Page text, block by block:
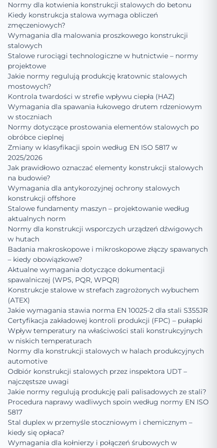
Normy dla kotwienia konstrukcji stalowych do betonu
Kiedy konstrukcja stalowa wymaga obliczeń
zmęczeniowych?
Wymagania dla malowania proszkowego konstrukcji
stalowych
Stalowe rurociągi technologiczne w hutnictwie – normy
projektowe
Jakie normy regulują produkcję kratownic stalowych
mostowych?
Kontrola twardości w strefie wpływu ciepła (HAZ)
Wymagania dla spawania łukowego drutem rdzeniowym
w stoczniach
Normy dotyczące prostowania elementów stalowych po
obróbce cieplnej
Zmiany w klasyfikacji spoin według EN ISO 5817 w
2025/2026
Jak prawidłowo oznaczać elementy konstrukcji stalowych
na budowie?
Wymagania dla antykorozyjnej ochrony stalowych
konstrukcji offshore
Stalowe fundamenty maszyn – projektowanie według
aktualnych norm
Normy dla konstrukcji wsporczych urządzeń dźwigowych
w hutach
Badania makroskopowe i mikroskopowe złączy spawanych
– kiedy obowiązkowe?
Aktualne wymagania dotyczące dokumentacji
spawalniczej (WPS, PQR, WPQR)
Konstrukcje stalowe w strefach zagrożonych wybuchem
(ATEX)
Jakie wymagania stawia norma EN 10025-2 dla stali S355JR
Certyfikacja zakładowej kontroli produkcji (FPC) – pułapki
Wpływ temperatury na właściwości stali konstrukcyjnych
w niskich temperaturach
Normy dla konstrukcji stalowych w halach produkcyjnych
automotive
Odbiór konstrukcji stalowych przez inspektora UDT –
najczęstsze uwagi
Jakie normy regulują produkcję pali palisadowych ze stali?
Procedura naprawy wadliwych spoin według normy EN ISO
5817
Stal duplex w przemyśle stoczniowym i chemicznym –
kiedy się opłaca?
Wymagania dla kołnierzy i połączeń śrubowych w